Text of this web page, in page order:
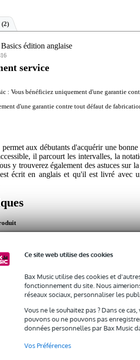
Ce site web utilise des cookies
Bax Music utilise des cookies et
fonctionnement du site. Nous
réseaux sociaux, personnaliser les
Vous ne le souhaitez pas ? Dans ce
pouvons ou ne pouvons pas
données personnelles par Bax Music
Vos Préférences
(2)
édition anglaise
service
: Vous bénéficiez uniquement d'une garantie
d'une garantie contre tout défaut de
aux débutants d'acquérir une
il parcourt les intervalles, la
y trouverez également des astuces sur
écrit en anglais et qu'il est livré avec
produit
polyvalent
méthode
sont indiqués avec l'emballage inclus
300 gr